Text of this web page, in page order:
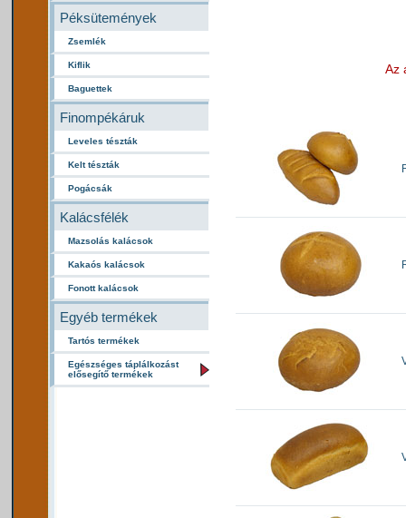
Péksütemények
Zsemlék
Kiflik
Baguettek
Finompékáruk
Leveles tészták
Kelt tészták
Pogácsák
Kalácsfélék
Mazsolás kalácsok
Kakaós kalácsok
Fonott kalácsok
Egyéb termékek
Tartós termékek
Egészséges táplálkozást
elősegítő termékek
Az